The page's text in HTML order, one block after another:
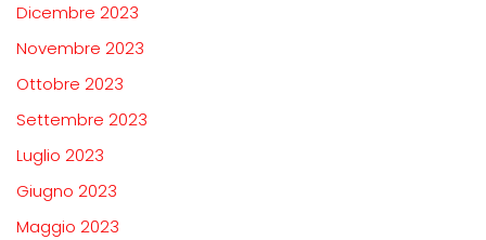
Dicembre 2023
Novembre 2023
Ottobre 2023
Settembre 2023
Luglio 2023
Giugno 2023
Maggio 2023